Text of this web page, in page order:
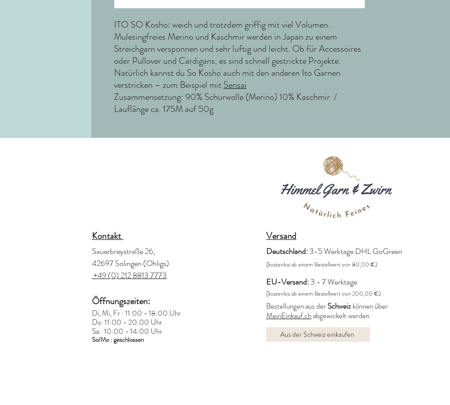
ITO SO Kosho: weich und trotzdem griffig mit viel Volumen.
Mulesingfreies Merino und Kaschmir werden in Japan zu einem
Streichgarn versponnen und sehr luftig und leicht. Ob für Accessoires
oder Pullover und Cardigans, es sind schnell gestrickte Projekte.
Natürlich kannst du So Kosho auch mit den anderen Ito Garnen
verstricken – zum Beispiel mitSensai
Zusammensetzung: 90% Schurwolle (Merino) 10% Kaschmir /
Lauflänge ca. 175M auf 50g
Kontakt
Sauerbreystraße 26,
42697 Solingen (Ohligs)
+49 (0) 212 8813 7773
Öffnungszeiten:
Di, Mi, Fr : 11:00 - 18:00 Uhr
Do: 11:00 - 20:00 Uhr
Sa: 10:00 - 14:00 Uhr
So/Mo : geschlossen
Versand
Deutschland:3-5 Werktage DHL GoGreen
(kostenlos ab einem Bestellwert von 80,00 €)
EU-Versand:3 - 7 Werktage
(kostenlos ab einem Bestellwert von 200,00 €)
Bestellungen aus derSchweizkönnen über
MeinEinkauf.chabgewickelt werden
Aus der Schweiz einkaufen